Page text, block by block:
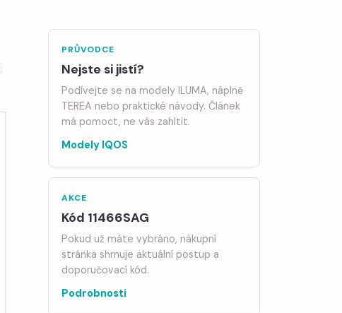
PRŮVODCE
Nejste si jistí?
Podívejte se na modely ILUMA, náplně
TEREA nebo praktické návody. Článek
má pomoct, ne vás zahltit.
Modely IQOS
AKCE
Kód 11466SAG
Pokud už máte vybráno, nákupní
stránka shrnuje aktuální postup a
doporučovací kód.
Podrobnosti